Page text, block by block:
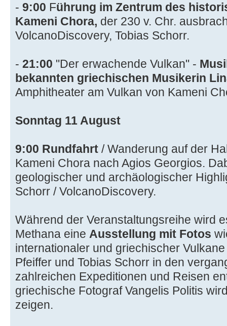
- 9:00 Führung im Zentrum des
Kameni Chora, der 230 v. Chr.
VolcanoDiscovery, Tobias Schorr.
- 21:00 "Der erwachende Vulkan" -
bekannten griechischen Musikerin
Amphitheater am Vulkan von Kameni
Sonntag 11 August
9:00 Rundfahrt / Wanderung auf der
Kameni Chora nach Agios Georgios.
geologischer und archäologischer
Schorr / VolcanoDiscovery.
Während der Veranstaltungsreihe wird
Methana eine Ausstellung mit Fotos
internationaler und griechischer
Pfeiffer und Tobias Schorr in den
zahlreichen Expeditionen und Reisen
griechische Fotograf Vangelis Politis
zeigen.